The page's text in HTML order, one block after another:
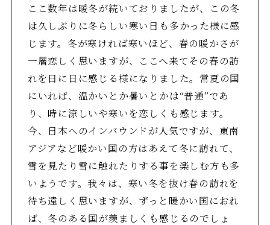
ここ数年は暖冬が続いておりましたが、この冬
は久しぶりに冬らしい寒い日も多かった様に感
じます。冬が寒ければ寒いほど、春の暖かさが
一層恋しく思いますが、ここへ来てその春の訪
れを日に日に感じる様になりました。常夏の国
にいれば、温かいとか暑いとかは“普通”であ
り、時に涼しいや寒いを恋しくも感じます。
今、日本へのインバウンドが人気ですが、東南
アジアなど暖かい国の方はあえて冬に訪れて、
雪を見たり雪に触れたりする事を楽しむ方も多
いようです。我々は、寒い冬を抜け春の訪れを
待ち遠しく思いますが、ずっと暖かい国におれ
ば、冬のある国が羨ましくも感じるのでしょ